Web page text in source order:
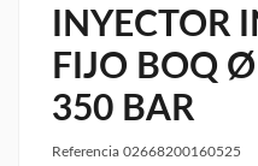
INYECTOR
FIJO BOQ
350 BAR
Referencia 02668200160525